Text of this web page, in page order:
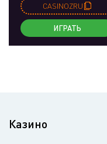
CASINOZRU
ИГРАТЬ
Казино